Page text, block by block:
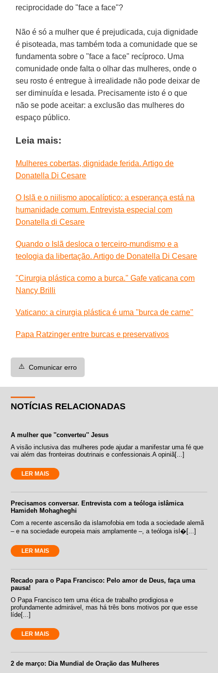
reciprocidade do "face a face"?
Não é só a mulher que é prejudicada, cuja dignidade
é pisoteada, mas também toda a comunidade que se
fundamenta sobre o "face a face" recíproco. Uma
comunidade onde falta o olhar das mulheres, onde o
seu rosto é entregue à irrealidade não pode deixar de
ser diminuída e lesada. Precisamente isto é o que
não se pode aceitar: a exclusão das mulheres do
espaço público.
Leia mais:
Mulheres cobertas, dignidade ferida. Artigo de
Donatella Di Cesare
O Islã e o niilismo apocalíptico: a esperança está na
humanidade comum. Entrevista especial com
Donatella di Cesare
Quando o Islã desloca o terceiro-mundismo e a
teologia da libertação. Artigo de Donatella Di Cesare
"Cirurgia plástica como a burca." Gafe vaticana com
Nancy Brilli
Vaticano: a cirurgia plástica é uma ''burca de carne''
Papa Ratzinger entre burcas e preservativos
⚠️ Comunicar erro
NOTÍCIAS RELACIONADAS
A mulher que ''converteu'' Jesus
A visão inclusiva das mulheres pode ajudar a manifestar uma fé que
vai além das fronteiras doutrinais e confessionais.A opiniã[...]
LER MAIS
Precisamos conversar. Entrevista com a teóloga islâmica
Hamideh Mohagheghi
Com a recente ascensão da islamofobia em toda a sociedade alemã
– e na sociedade europeia mais amplamente –, a teóloga isl�[...]
LER MAIS
Recado para o Papa Francisco: Pelo amor de Deus, faça uma
pausa!
O Papa Francisco tem uma ética de trabalho prodigiosa e
profundamente admirável, mas há três bons motivos por que esse
líde[...]
LER MAIS
2 de março: Dia Mundial de Oração das Mulheres